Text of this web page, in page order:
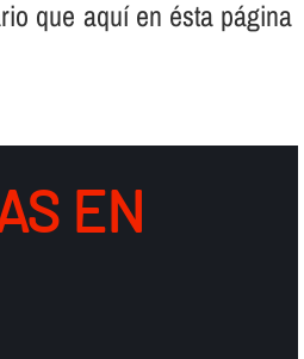
que aquí­ en ésta página
EN